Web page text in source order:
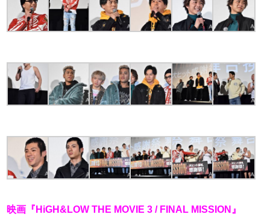
映画『HiGH&LOW THE MOVIE 3 / FINAL MISSION』